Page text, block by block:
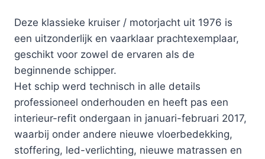
Deze klassieke kruiser / motorjacht uit 1976 is
een uitzonderlijk en vaarklaar prachtexemplaar,
geschikt voor zowel de ervaren als de
beginnende schipper.
Het schip werd technisch in alle details
professioneel onderhouden en heeft pas een
interieur-refit ondergaan in januari-februari 2017,
waarbij onder andere nieuwe vloerbedekking,
stoffering, led-verlichting, nieuwe matrassen en